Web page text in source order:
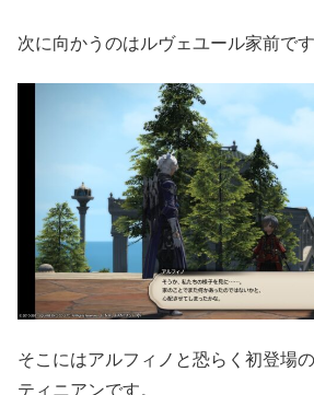
次に向かうのはルヴェユール家前です
そこにはアルフィノと恐らく初登場
ティニアンです。